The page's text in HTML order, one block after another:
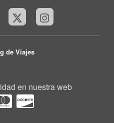
de Viajes
en nuestra web